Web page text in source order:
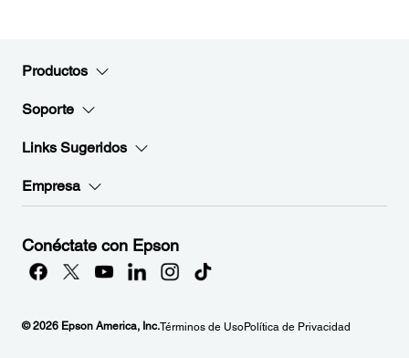
Productos
Soporte
Links Sugeridos
Empresa
Conéctate con Epson
© 2026 Epson America, Inc.Términos de UsoPolítica de Privacidad